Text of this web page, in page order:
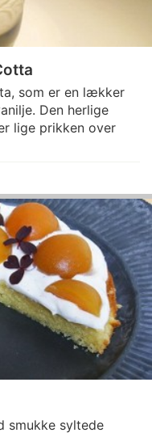
som er en lækker
Den herlige
lige prikken over
smukke syltede